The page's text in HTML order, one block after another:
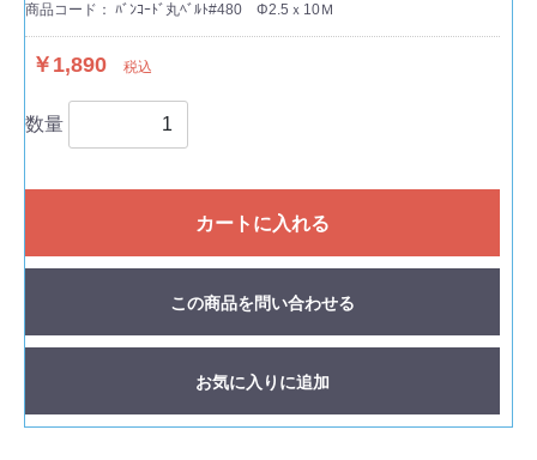
商品コード： ﾊﾞﾝｺｰﾄﾞ丸ﾍﾞﾙﾄ#480 Φ2.5ｘ10Ｍ
￥1,890 税込
数量
カートに入れる
この商品を問い合わせる
お気に入りに追加